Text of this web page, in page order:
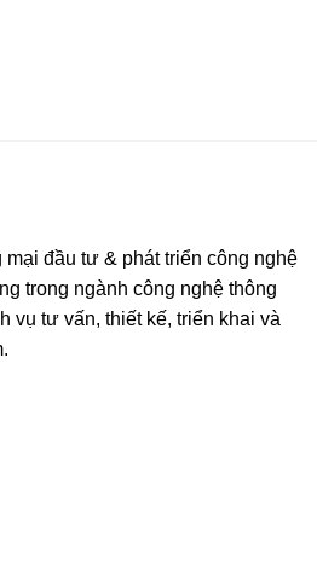
đầu tư & phát triển công nghệ
trong ngành công nghệ thông
vụ tư vấn, thiết kế, triển khai và